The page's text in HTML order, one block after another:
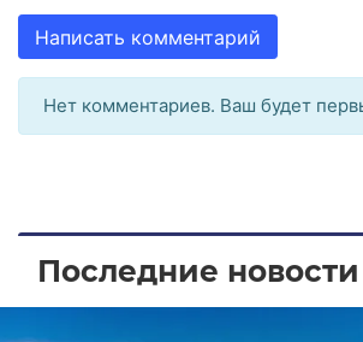
Написать комментарий
Нет комментариев. Ваш будет
Последние новости